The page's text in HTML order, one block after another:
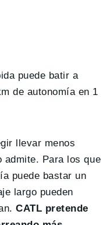
puede batir a
de autonomía en 1
llevar menos
admite. Para los que
puede bastar un
largo pueden
CATL pretende